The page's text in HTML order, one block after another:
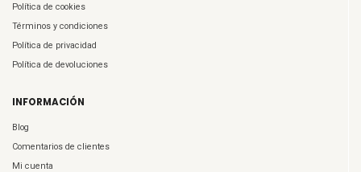
Política de cookies
Términos y condiciones
Política de privacidad
Política de devoluciones
INFORMACIÓN
Blog
Comentarios de clientes
Mi cuenta